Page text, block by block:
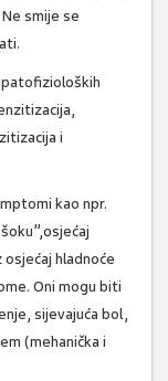
smije se
i
kao npr.
hladnoće
Oni mogu biti
sijevajuća bol,
(mehanička i